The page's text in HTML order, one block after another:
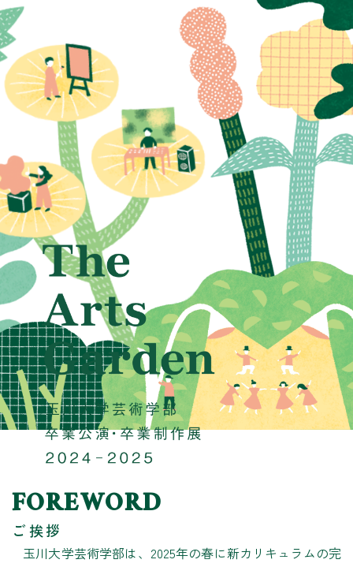
FOREWORD
ご挨拶
玉川大学芸術学部は、2025年の春に新カリキュラムの完